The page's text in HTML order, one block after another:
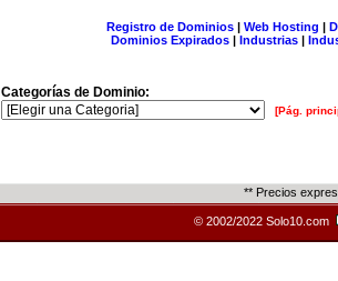
Registro de Dominios| Web Hosting |
Dominios Expirados | Industrias |
Categorías de Dominio:
[Pág.
** Precios
© 2002/2022 Solo10.com